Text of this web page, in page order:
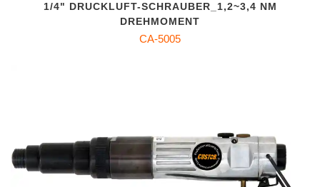
1/4" DRUCKLUFT-SCHRAUBER_1,2~3,4 NM
DREHMOMENT
CA-5005